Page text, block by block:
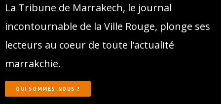
La Tribune de Marrakech, le journal
incontournable de la Ville Rouge, plonge ses
lecteurs au coeur de toute l’actualité
marrakchie.
QUI SOMMES-NOUS ?